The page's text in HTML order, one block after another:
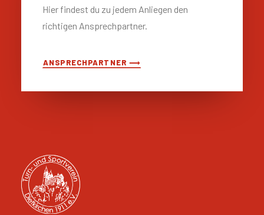
Hier findest du zu jedem Anliegen den
richtigen Ansprechpartner.
ANSPRECHPARTNER ⟶